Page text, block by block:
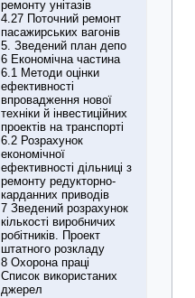
ремонту унітазів
4.27 Поточний ремонт
пасажирських вагонів
5. Зведений план депо
6 Економічна частина
6.1 Методи оцінки
ефективності
впровадження нової
техніки й інвестиційних
проектів на транспорті
6.2 Розрахунок
економічної
ефективності дільниці з
ремонту редукторно-
карданних приводів
7 Зведений розрахунок
кількості виробничих
робітників. Проект
штатного розкладу
8 Охорона праці
Список використаних
джерел